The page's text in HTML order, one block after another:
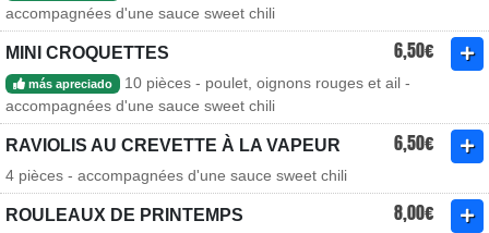
accompagnées d'une sauce sweet chili
MINI CROQUETTES 6,50€
más apreciado
10 pièces - poulet, oignons rouges et ail -
accompagnées d'une sauce sweet chili
RAVIOLIS AU CREVETTE À LA VAPEUR 6,50€
4 pièces - accompagnées d'une sauce sweet chili
ROULEAUX DE PRINTEMPS 8,00€